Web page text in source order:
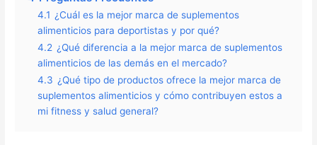
4.1 ¿Cuál es la mejor marca de suplementos
alimenticios para deportistas y por qué?
4.2 ¿Qué diferencia a la mejor marca de suplementos
alimenticios de las demás en el mercado?
4.3 ¿Qué tipo de productos ofrece la mejor marca de
suplementos alimenticios y cómo contribuyen estos a
mi fitness y salud general?